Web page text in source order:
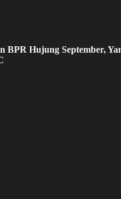
BPR Hujung September,